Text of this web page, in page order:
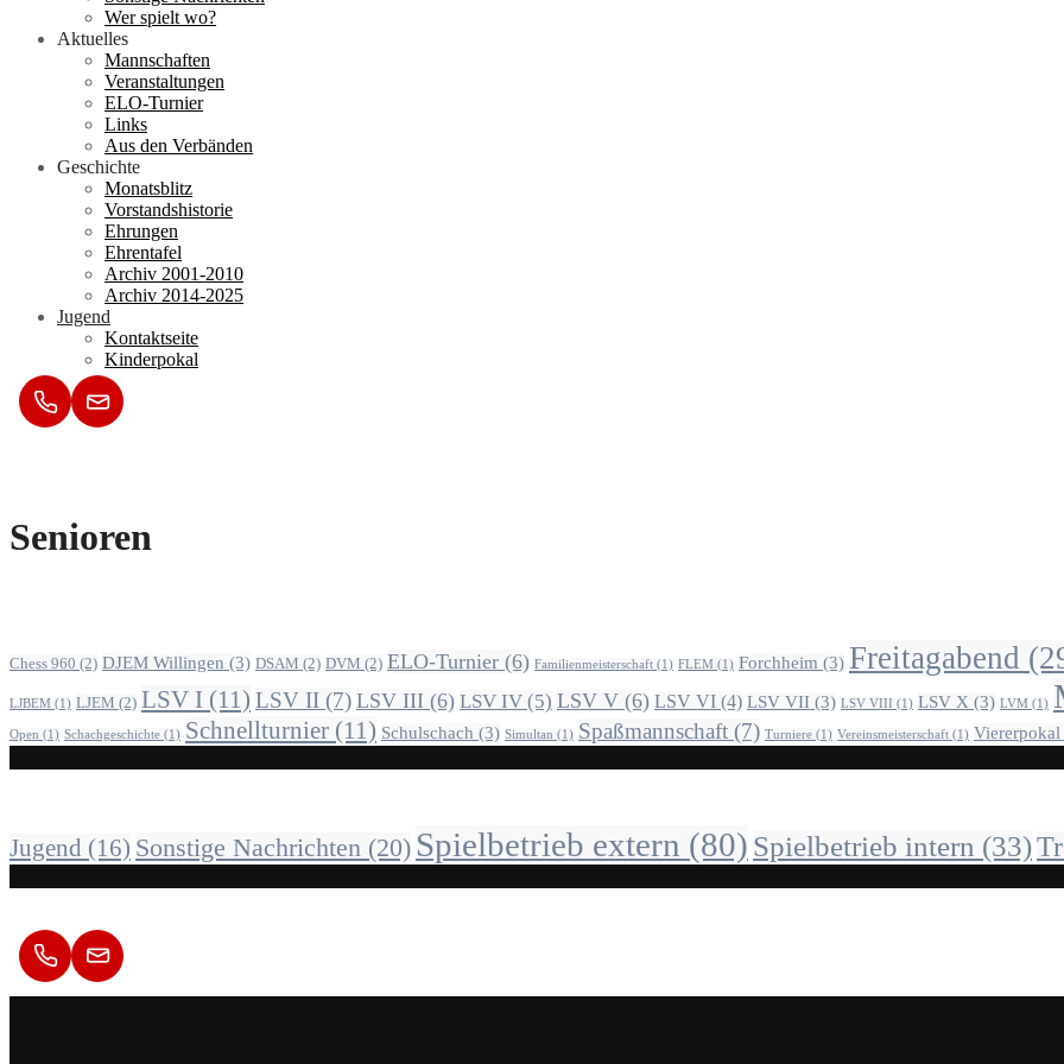
Wer spielt wo?
Aktuelles
Mannschaften
Veranstaltungen
ELO-Turnier
Links
Aus den Verbänden
Geschichte
Monatsblitz
Vorstandshistorie
Ehrungen
Ehrentafel
Archiv 2001-2010
Archiv 2014-2025
Jugend
Kontaktseite
Kinderpokal
Senioren
Chess 960 (2) DJEM Willingen (3) DSAM (2) DVM (2) ELO-Turnier (6) Familienmeisterschaft (1) FLEM (1) Forchheim (3) Freitagabend
LJBEM (1) LJEM (2) LSV I (11) LSV II (7) LSV III (6) LSV IV (5) LSV V (6) LSV VI (4) LSV VII (3) LSV VIII (1) LSV X (3) LVM (1)
Open (1) Schachgeschichte (1) Schnellturnier (11) Schulschach (3) Simultan (1) Spaßmannschaft (7) Turniere (1) Vereinsmeisterschaft (1) Viererpokal
Jugend (16) Sonstige Nachrichten (20) Spielbetrieb extern (80) Spielbetrieb intern (33)